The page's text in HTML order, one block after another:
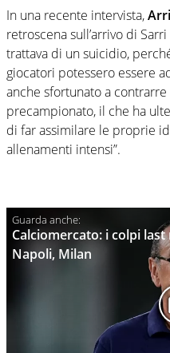
In una recente intervista,
retroscena sull’arrivo di
trattava di un suicidio,
giocatori potessero essere
anche sfortunato a
precampionato, il che ha
di far assimilare le proprie
allenamenti intensi”.
Calciomercato: i colpi
Napoli, Milan